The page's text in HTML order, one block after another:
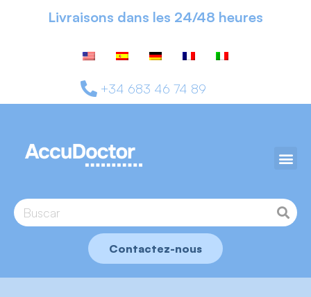
Livraisons dans les 24/48 heures
+34 683 46 74 89
Contactez-nous